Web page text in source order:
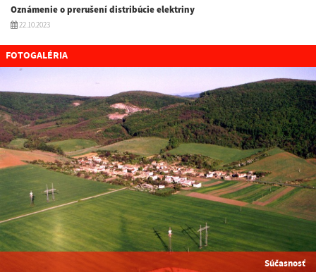
Oznámenie o prerušení distribúcie elektriny
22.10.2023
FOTOGALÉRIA
Súčasnosť